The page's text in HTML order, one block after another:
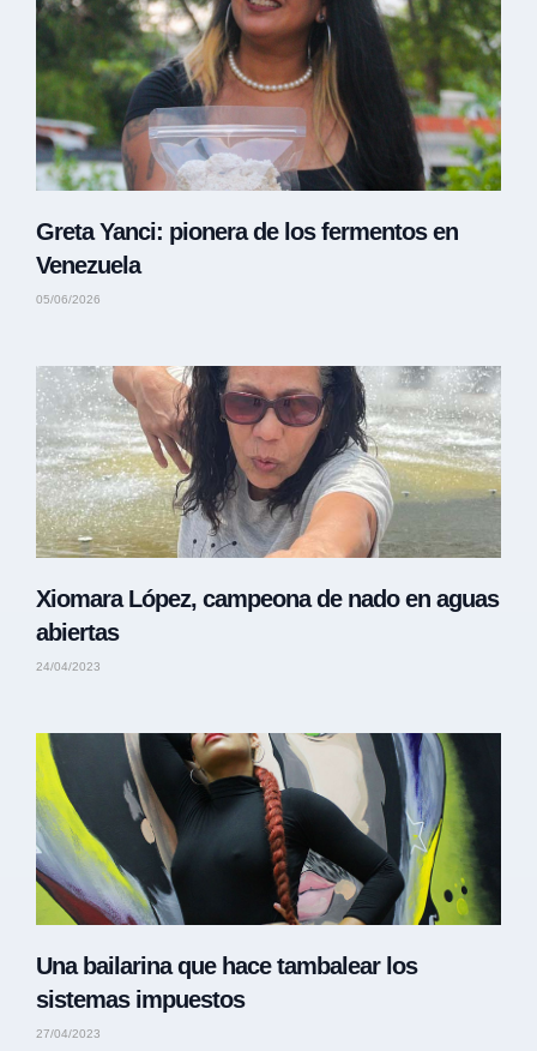
Greta Yanci: pionera de los fermentos en
Venezuela
05/06/2026
Xiomara López, campeona de nado en aguas
abiertas
24/04/2023
Una bailarina que hace tambalear los
sistemas impuestos
27/04/2023